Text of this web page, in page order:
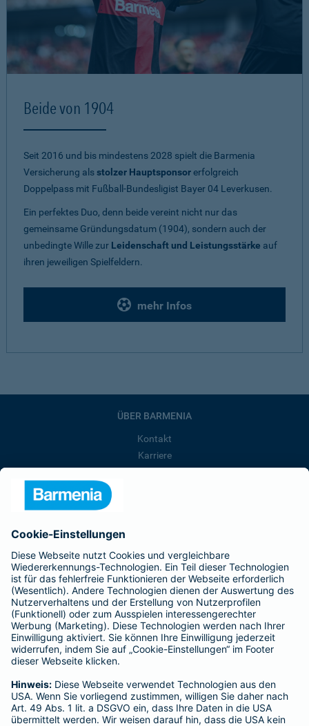
Beide von 1904
Seit 2016 und bis mindestens 2028 spielt die Barmenia
Versicherung alsstolzer Hauptsponsorerfolgreich
Doppelpass mit Fußball-Bundesligist Bayer 04 Leverkusen.
Ein perfektes Duo, denn beide vereint nicht nur das
gemeinsame Gründungsdatum (1904), sondern auch der
unbedingte Wille zur Leidenschaft und Leistungsstärke auf
ihren jeweiligen Spielfeldern.
mehr Infos
ÜBER BARMENIA
Kontakt
Karriere
Barmenia ist Teil der BarmeniaGothaer
BELIEBTE SEITEN
Kranken-Zusatzversicherung
Tierversicherungen
Haftpflichtversicherung
Hausratversicherung
Adresse ändern
Schaden melden